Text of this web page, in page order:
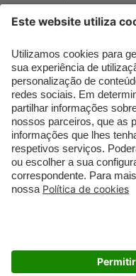
Sérum de Rosto
Body mist & Spray
corporal
Produtos para Cabelo
Homem
Espuma de Limpeza
Facial
Dermocosmética